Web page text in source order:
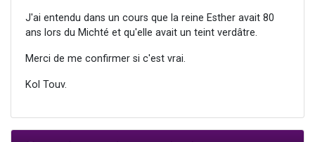
J'ai entendu dans un cours que la reine Esther avait 80
ans lors du Michté et qu'elle avait un teint verdâtre.
Merci de me confirmer si c'est vrai.
Kol Touv.